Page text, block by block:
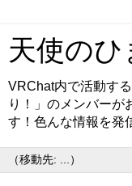
天使の
VRChat内で活動す
り！」のメンバーが
す！色んな情報を発